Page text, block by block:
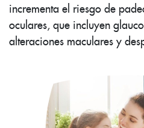
incrementa el riesgo de
oculares, que incluyen
alteraciones maculares y